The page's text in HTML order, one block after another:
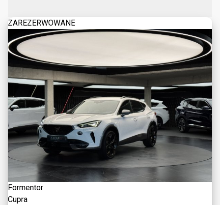
ZAREZERWOWANE
Formentor
Cupra